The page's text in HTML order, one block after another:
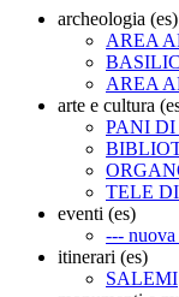
archeologia (es)
AREA
AREA
arte e cultura
PANI DI
TELE
eventi (es)
--- nuova
itinerari (es)
SALEMI